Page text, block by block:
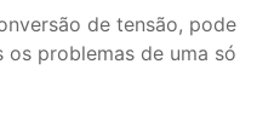
de tensão, pode
os problemas de uma só